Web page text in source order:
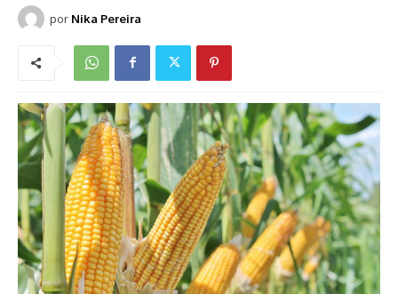
por Nika Pereira